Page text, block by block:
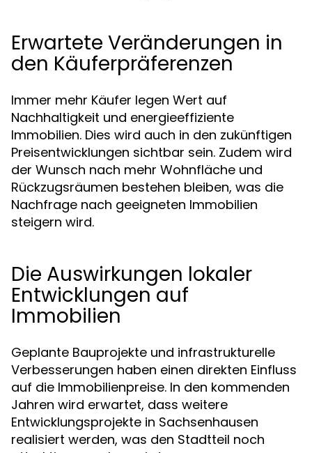
Erwartete Veränderungen in
den Käuferpräferenzen
Immer mehr Käufer legen Wert auf
Nachhaltigkeit und energieeffiziente
Immobilien. Dies wird auch in den zukünftigen
Preisentwicklungen sichtbar sein. Zudem wird
der Wunsch nach mehr Wohnfläche und
Rückzugsräumen bestehen bleiben, was die
Nachfrage nach geeigneten Immobilien
steigern wird.
Die Auswirkungen lokaler
Entwicklungen auf
Immobilien
Geplante Bauprojekte und infrastrukturelle
Verbesserungen haben einen direkten Einfluss
auf die Immobilienpreise. In den kommenden
Jahren wird erwartet, dass weitere
Entwicklungsprojekte in Sachsenhausen
realisiert werden, was den Stadtteil noch